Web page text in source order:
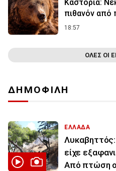
Καστοριά:
πιθανόν από
18:57
ΟΛΕΣ ΟΙ
ΔΗΜΟΦΙΛΗ
ΕΛΛΑΔΑ
είχε
Από πτώση